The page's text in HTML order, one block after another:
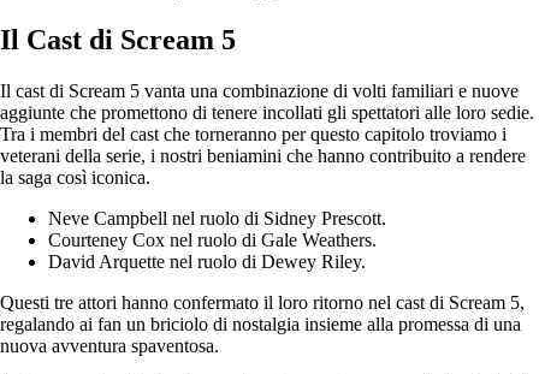
Il Cast di Scream 5
Il cast di Scream 5 vanta una combinazione di volti familiari e nuove
aggiunte che promettono di tenere incollati gli spettatori alle loro sedie.
Tra i membri del cast che torneranno per questo capitolo troviamo i
veterani della serie, i nostri beniamini che hanno contribuito a rendere
la saga così iconica.
Neve Campbell nel ruolo di Sidney Prescott.
Courteney Cox nel ruolo di Gale Weathers.
David Arquette nel ruolo di Dewey Riley.
Questi tre attori hanno confermato il loro ritorno nel cast di Scream 5,
regalando ai fan un briciolo di nostalgia insieme alla promessa di una
nuova avventura spaventosa.